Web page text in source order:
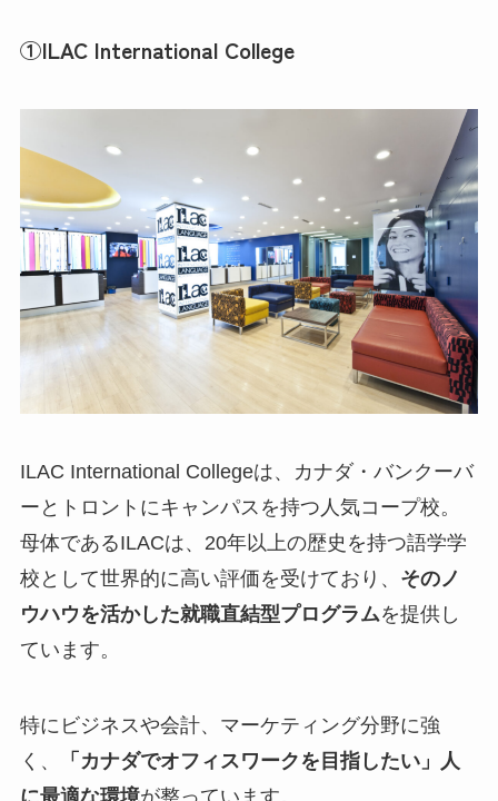
①ILAC International College
ILAC International Collegeは、カナダ・バンクーバ
ーとトロントにキャンパスを持つ人気コープ校。
母体であるILACは、20年以上の歴史を持つ語学学
校として世界的に高い評価を受けており、 そのノ
ウハウを活かした就職直結型プログラムを提供し
ています。
特にビジネスや会計、マーケティング分野に強
く、
「カナダでオフィスワークを目指したい」人
に最適な環境が整っています。